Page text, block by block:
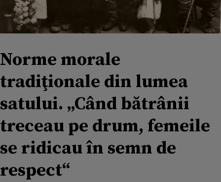
Norme morale
tradiţionale din lumea
satului. „Când bătrânii
treceau pe drum, femeile
se ridicau în semn de
respect“